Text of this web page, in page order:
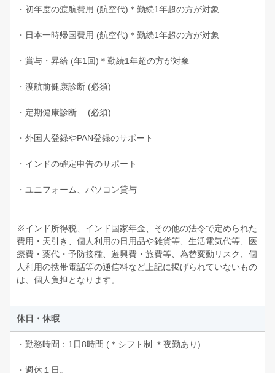
・初年度の渡航費用 (航空代)＊勤続1年超の方が対象
・日本一時帰国費用 (航空代)＊勤続1年超の方が対象
・賞与・昇給 (年1回)＊勤続1年超の方が対象
・渡航前健康診断 (必須)
・定期健康診断 (必須)
・外国人登録やPAN登録のサポート
・インドの確定申告のサポート
・ユニフォーム、パソコン貸与
※インド所得税、インド国家年金、その他の法令で定められた
費用・天引き、個人利用の日用品や雑貨等、生活電気代等、医
療費・薬代・予防接種、遊興費・旅費等、為替変動リスク、個
人利用の携帯電話等の通信料など上記に掲げられていないもの
は、個人負担となります。
休日・休暇
・勤務時間：1日8時間 (＊シフト制 ＊夜勤あり)
・週休１日。